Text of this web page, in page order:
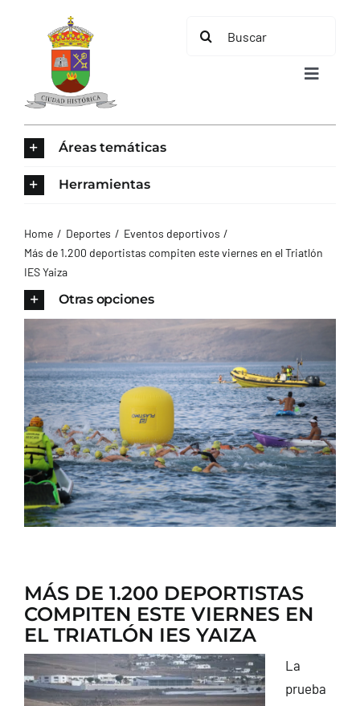
contenido
Buscar:
Toggle
AYUNTAMIENTO
CONTACTO
Áreas temáticas
Herramientas
Home Deportes
Eventos deportivos
Más de 1.200 deportistas compiten este viernes en el Triatlón
IES Yaiza
Otras opciones
MÁS DE 1.200 DEPORTISTAS
COMPITEN ESTE VIERNES EN
EL TRIATLÓN IES YAIZA
La
prueba